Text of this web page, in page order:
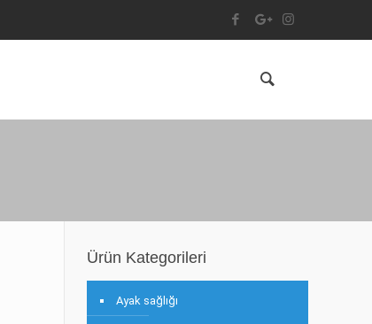
Ürün Kategorileri
Ayak sağlığı